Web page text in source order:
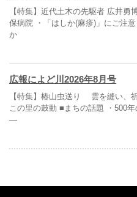
【特集】近代土木の先駆者 広井勇
保病院 ・「はしか(麻疹)」にご注
か
広報によど川2026年8月号
【特集】椿山虫送り 雲を縫い、
この里の鼓動 ■まちの話題 ・500
―